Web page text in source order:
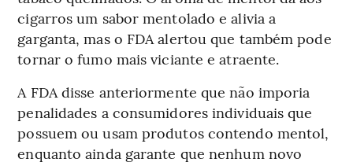
cigarros um sabor mentolado e alivia a
garganta, mas o FDA alertou que também pode
tornar o fumo mais viciante e atraente.
A FDA disse anteriormente que não imporia
penalidades a consumidores individuais que
possuem ou usam produtos contendo mentol,
enquanto ainda garante que nenhum novo